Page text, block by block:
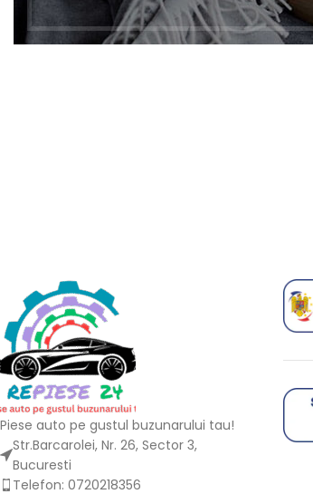
Piese auto pe gustul buzunarului tau!
Str.Barcarolei, Nr. 26, Sector 3,
Bucuresti
Telefon: 0720218356